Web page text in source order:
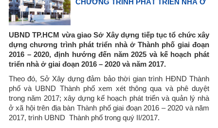
CHƯƠNG TRÌNH PHÁT TRIỂN NHÀ Ở
UBND TP.HCM vừa giao Sở Xây dựng tiếp tục tổ chức xây
dựng chương trình phát triển nhà ở Thành phố giai đoạn
2016 – 2020, định hướng đến năm 2025 và kế hoạch phát
triển nhà ở giai đoạn 2016 – 2020 và năm 2017.
Theo đó, Sở Xây dựng đảm bảo thời gian trình HĐND Thành
phố và UBND Thành phố xem xét thông qua và phê duyệt
trong năm 2017; xây dựng kế hoạch phát triển và quản lý nhà
ở xã hội trên địa bàn Thành phố giai đoạn 2016 – 2020 và năm
2017, trình UBND Thành phố trong quý II/2017.